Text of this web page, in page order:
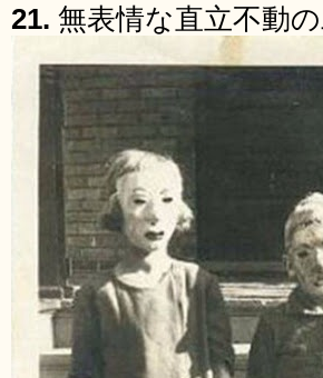
21. 無表情な直立不動の